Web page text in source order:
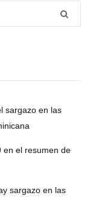
sargazo en las
en el resumen de
sargazo en las